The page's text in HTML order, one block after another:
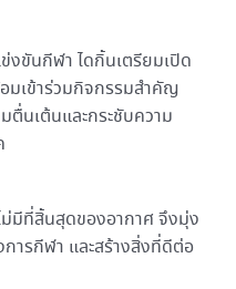
ขันกีฬา ไดกิ้นเตรียมเปิด
มเข้าร่วมกิจกรรมสำคัญ
ตื่นเต้นและกระชับความ
ม่มีที่สิ้นสุดของอากาศ จึงมุ่ง
รกีฬา และสร้างสิ่งที่ดีต่อ